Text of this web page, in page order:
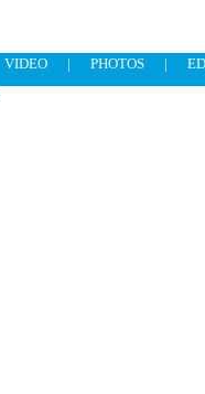
VIDEO | PHOTOS |